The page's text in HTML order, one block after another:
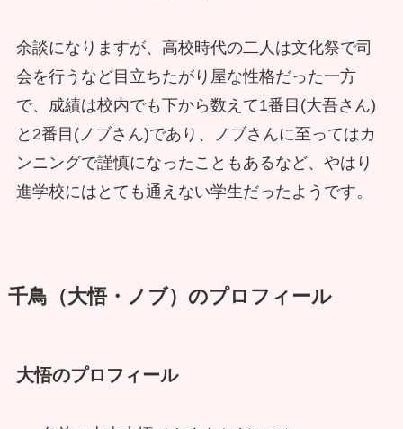
余談になりますが、高校時代の二人は文化祭で司
会を行うなど目立ちたがり屋な性格だった一方
で、成績は校内でも下から数えて1番目(大吾さん)
と2番目(ノブさん)であり、ノブさんに至ってはカ
ンニングで謹慎になったこともあるなど、やはり
進学校にはとても通えない学生だったようです。
千鳥（大悟・ノブ）のプロフィール
大悟のプロフィール